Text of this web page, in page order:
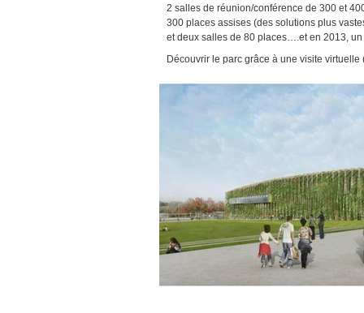
2 salles de réunion/conférence de 300 et
300 places assises (des solutions plus
et deux salles de 80 places….et en 2013,
Découvrir le parc grâce à une visite virtuelle